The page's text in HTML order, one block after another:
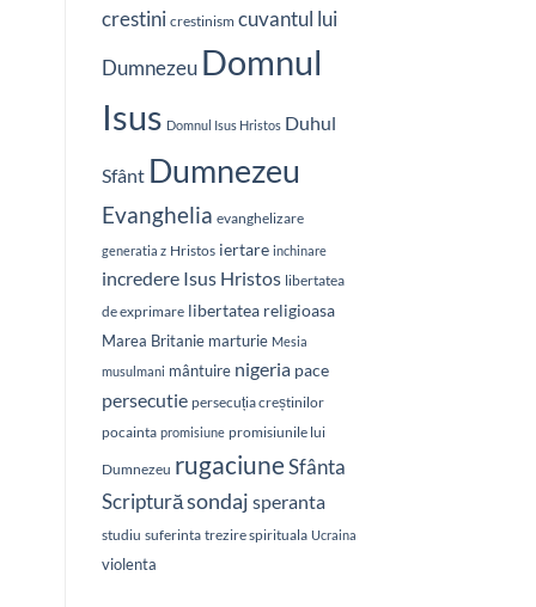
orașului
crestini crestinism cuvantul lui
Dumnezeu Domnul
Isus Domnul Isus Hristos Duhul
Sfânt Dumnezeu
Evanghelia evanghelizare
generatia z Hristos iertare inchinare
incredere Isus Hristos libertatea
de exprimare libertatea religioasa
Marea Britanie marturie Mesia
musulmani mântuire nigeria pace
persecutie persecuția creștinilor
pocainta promisiune promisiunile lui
Dumnezeu rugaciuneSfânta
Scripturăsondaj speranta
studiu suferinta trezire spirituala Ucraina
violenta